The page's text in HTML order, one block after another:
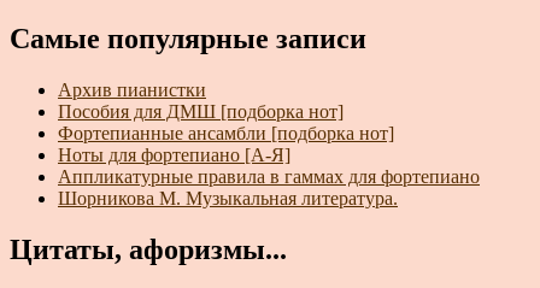
Самые популярные записи
Архив пианистки
Пособия для ДМШ [подборка нот]
Фортепианные ансамбли [подборка нот]
Ноты для фортепиано [А-Я]
Аппликатурные правила в гаммах для фортепиано
Шорникова М. Музыкальная литература.
Цитаты, афоризмы...